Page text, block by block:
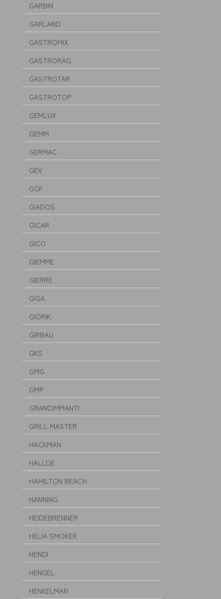
GARBIN
GARLAND
GASTROMIX
GASTRORAG
GASTROTAR
GASTROTOP
GEMLUX
GEMM
GERMAC
GEV
GGF
GIADOS
GICAR
GICO
GIEMME
GIERRE
GIGA
GIORIK
GIRBAU
GKS
GMG
GMP
GRANDIMPIANTI
GRILL MASTER
HACKMAN
HALLDE
HAMILTON BEACH
HANNING
HEIDEBRENNER
HELIA SMOKER
HENDI
HENGEL
HENKELMAN